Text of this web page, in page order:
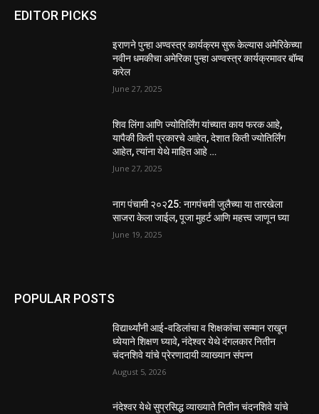
EDITOR PICKS
इराणने पुन्हा अण्वस्त्र कार्यक्रम सुरू केल्यास अमेरिकेच्या
नवीन धमकीचा अमेरिका पुन्हा अण्वस्त्र कार्यक्रमावर बॉम्ब
करेल
June 27, 2025
शिव लिंगा आणि ज्योतिर्लिंग यांच्यात काय फरक आहे,
यापैकी किती प्रकारचे आहेत, देशात किती ज्योतिर्लिंग
आहेत, त्यांना येथे माहित आहे …
June 27, 2025
नाग पंचामी २०२25: नागपंचमी जुलैच्या या तारखेला
साजरा केला जाईल, पूजा मुहर्ट आणि महत्त्व जाणून घ्या
June 19, 2025
POPULAR POSTS
विद्यार्थ्यांनी आई-वडिलांचा व शिक्षकांचा सन्मान राखून
ध्येयाने शिक्षण घ्यावे, नंदेश्वर येथे दंगलकार नितीन
चंदनशिवे यांचे प्रेरणादायी व्याख्यान संपन्न
August 5, 2026
नंदेश्वर येथे सुप्रसिद्ध व्याख्याते नितीन चंदनशिवे यांचे